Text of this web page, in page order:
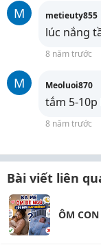
M metieuty855
lúc nắng
8 năm trước
M Meoluoi870
tắm 5-10p
8 năm trước
Bài viết liên
ÔM